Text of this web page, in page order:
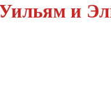
и